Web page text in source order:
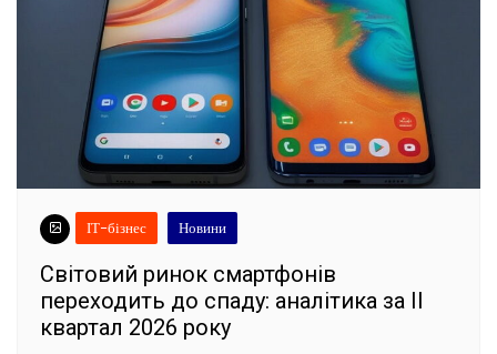
ІТ-бізнес Новини
Світовий ринок смартфонів
переходить до спаду: аналітика за II
квартал 2026 року